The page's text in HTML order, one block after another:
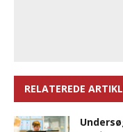
RELATEREDE